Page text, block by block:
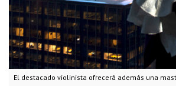
El destacado violinista ofrecerá además una